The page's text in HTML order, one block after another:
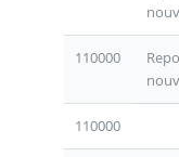
110000
110000